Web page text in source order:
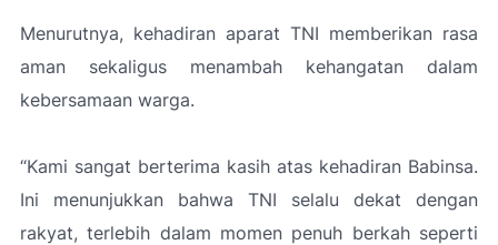
Menurutnya, kehadiran aparat TNI memberikan rasa
aman sekaligus menambah kehangatan dalam
kebersamaan warga.
“Kami sangat berterima kasih atas kehadiran Babinsa.
Ini menunjukkan bahwa TNI selalu dekat dengan
rakyat, terlebih dalam momen penuh berkah seperti